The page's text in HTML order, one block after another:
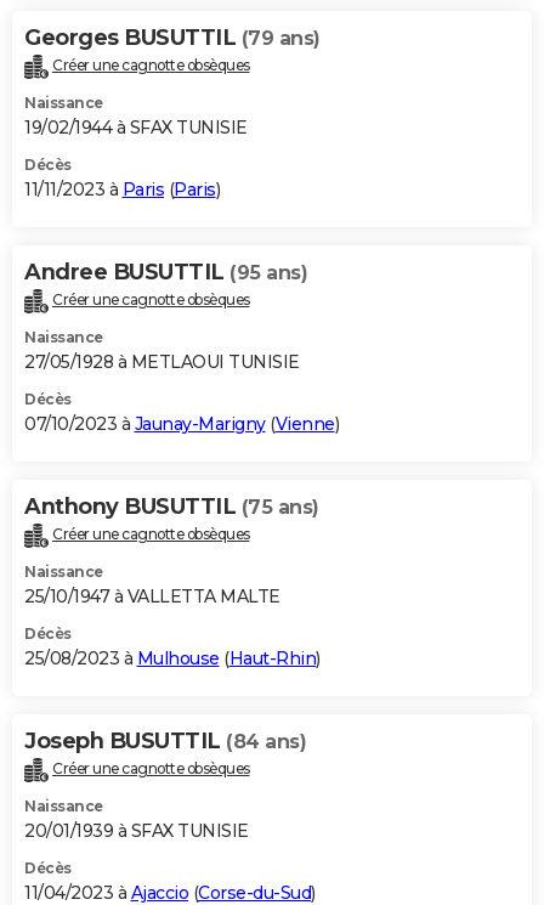
Georges BUSUTTIL (79 ans)
Créer une cagnotte obsèques
Naissance
19/02/1944 à SFAX TUNISIE
Décès
11/11/2023 à Paris (Paris)
Andree BUSUTTIL (95 ans)
Créer une cagnotte obsèques
Naissance
27/05/1928 à METLAOUI TUNISIE
Décès
07/10/2023 à Jaunay-Marigny(Vienne)
Anthony BUSUTTIL (75 ans)
Créer une cagnotte obsèques
Naissance
25/10/1947 à VALLETTA MALTE
Décès
25/08/2023 à Mulhouse (Haut-Rhin)
Joseph BUSUTTIL (84 ans)
Créer une cagnotte obsèques
Naissance
20/01/1939 à SFAX TUNISIE
Décès
11/04/2023 à Ajaccio (Corse-du-Sud)